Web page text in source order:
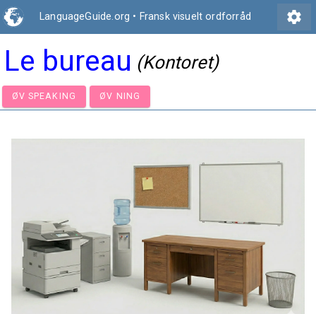
LanguageGuide.org • Fransk visuelt ordforråd settings
Le bureau (Kontoret)
ØV SPEAKING ØV NING